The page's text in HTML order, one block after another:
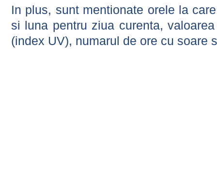
In plus, sunt mentionate orele la
si luna pentru ziua curenta,
(index UV), numarul de ore cu soare